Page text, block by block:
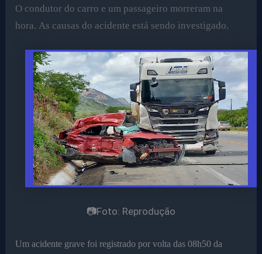
O condutor do carro e um passageiro morreram na
hora. As causas do acidente está sendo investigado.
📷Foto: Reprodução
Um acidente grave foi registrado por volta das 08h50 da